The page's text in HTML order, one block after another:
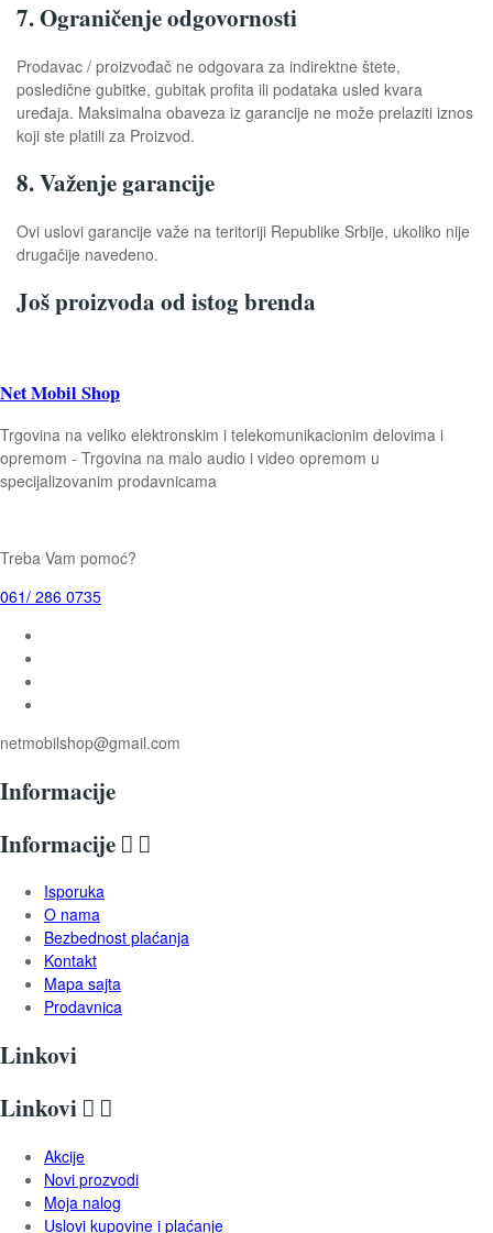
7. Ograničenje odgovornosti
Prodavac / proizvođač ne odgovara za indirektne štete,
posledične gubitke, gubitak profita ili podataka usled kvara
uređaja. Maksimalna obaveza iz garancije ne može prelaziti iznos
koji ste platili za Proizvod.
8. Važenje garancije
Ovi uslovi garancije važe na teritoriji Republike Srbije, ukoliko nije
drugačije navedeno.
Još proizvoda od istog brenda
Net Mobil Shop
Trgovina na veliko elektronskim i telekomunikacionim delovima i
opremom - Trgovina na malo audio i video opremom u
specijalizovanim prodavnicama
Treba Vam pomoć?
061/ 286 0735
netmobilshop@gmail.com
Informacije
Informacije  
Isporuka
O nama
Bezbednost plaćanja
Kontakt
Mapa sajta
Prodavnica
Linkovi
Linkovi  
Akcije
Novi prozvodi
Moja nalog
Uslovi kupovine i plaćanje